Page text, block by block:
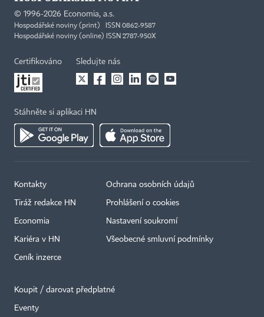
© 1996-2026 Economia, a.s.
Hospodářské noviny (print) ISSN 0862-9587
Hospodářské noviny (online) ISSN 2787-950X
Certifikováno Sledujte nás
Stáhněte si aplikaci HN
Kontakty
Tiráž redakce HN
Economia
Kariéra v HN
Ceník inzerce
Ochrana osobních údajů
Prohlášení o cookies
Nastavení soukromí
Všeobecné smluvní podmínky
Koupit / darovat předplatné
Eventy